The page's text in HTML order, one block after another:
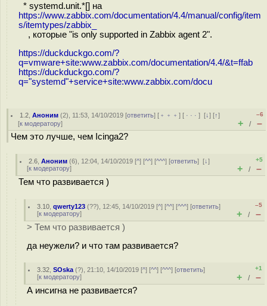
* systemd.unit.*[] на
https://www.zabbix.com/documentation/4.4/manual/config/item
s/itemtypes/zabbix_
, которые "is only supported in Zabbix agent 2".
https://duckduckgo.com/?
q=vmware+site:www.zabbix.com/documentation/4.4/&t=ffab
https://duckduckgo.com/?
q="systemd"+service+site:www.zabbix.com/docu
1.2 ,Аноним (2), 11:53, 14/10/2019 [ответить] [ ﹢﹢﹢] [ · · ·][↓] [↑]
[к модератору]
–6
+ / –
Чем это лучше, чем Icinga2?
2.6 ,Аноним (6), 12:04, 14/10/2019 [^] [^^] [^^^] [ответить][↓]
[к модератору]
+5
+ / –
Тем что развивается )
3.10 ,qwerty123 (??), 12:45, 14/10/2019 [^] [^^] [^^^] [ответить]
[к модератору]
–5
+ / –
> Тем что развивается )
да неужели? и что там развивается?
3.32 ,SOska (?), 21:10, 14/10/2019 [^] [^^] [^^^] [ответить]
[к модератору]
+1
+ / –
А инсигна не развивается?